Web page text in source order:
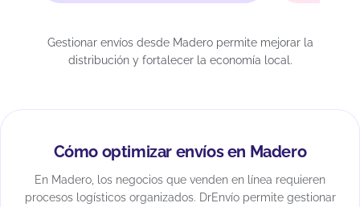
Gestionar envíos desde Madero permite mejorar la
distribución y fortalecer la economía local.
Cómo optimizar envíos en Madero
En Madero, los negocios que venden en línea requieren
procesos logísticos organizados. DrEnvío permite gestionar